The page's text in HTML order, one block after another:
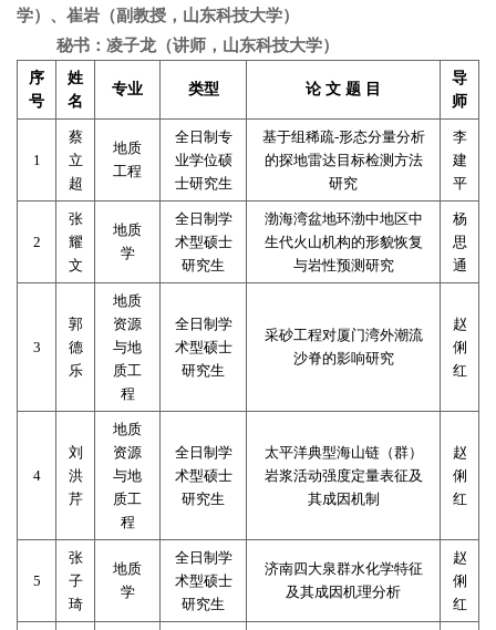
学）、崔岩（副教授，山东科技大学）
秘书：凌子龙（讲师，山东科技大学）
序
号
姓
名
专业 类型 论 文 题 目
导
师
1
蔡
立
超
地质
工程
全日制专
业学位硕
士研究生
基于组稀疏-形态分量分析
的探地雷达目标检测方法
研究
李
建
平
2
张
耀
文
地质
学
全日制学
术型硕士
研究生
渤海湾盆地环渤中地区中
生代火山机构的形貌恢复
与岩性预测研究
杨
思
通
3
郭
德
乐
地质
资源
与地
质工
程
全日制学
术型硕士
研究生
采砂工程对厦门湾外潮流
沙脊的影响研究
赵
俐
红
4
刘
洪
芹
地质
资源
与地
质工
程
全日制学
术型硕士
研究生
太平洋典型海山链（群）
岩浆活动强度定量表征及
其成因机制
赵
俐
红
5
张
子
琦
地质
学
全日制学
术型硕士
研究生
济南四大泉群水化学特征
及其成因机理分析
赵
俐
红